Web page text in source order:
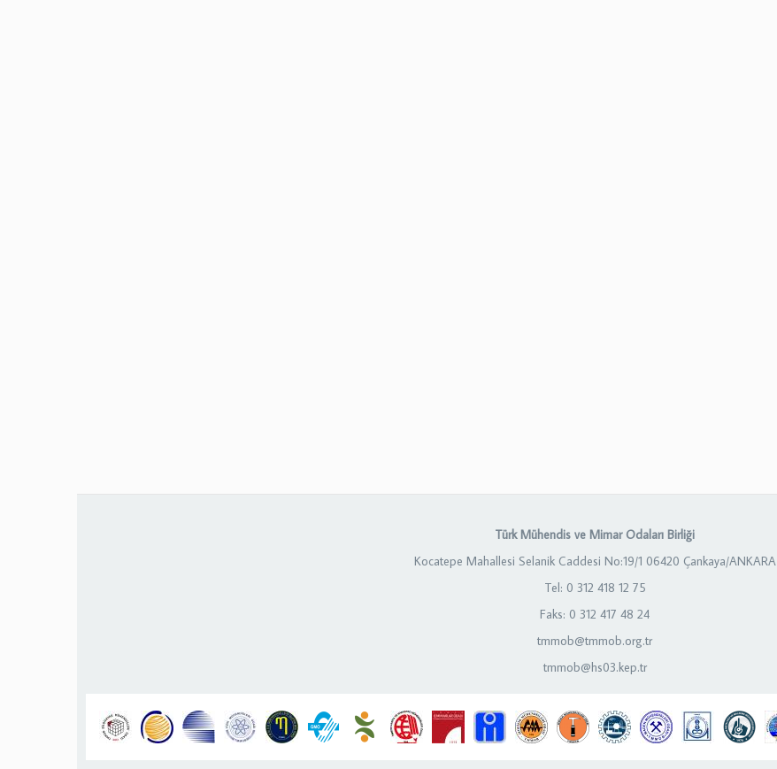
Türk Mühendis ve Mimar Odaları Birliği
Kocatepe Mahallesi Selanik Caddesi No:19/1 06420 Çankaya/ANKARA
Tel: 0 312 418 12 75
Faks: 0 312 417 48 24
tmmob@tmmob.org.tr
tmmob@hs03.kep.tr